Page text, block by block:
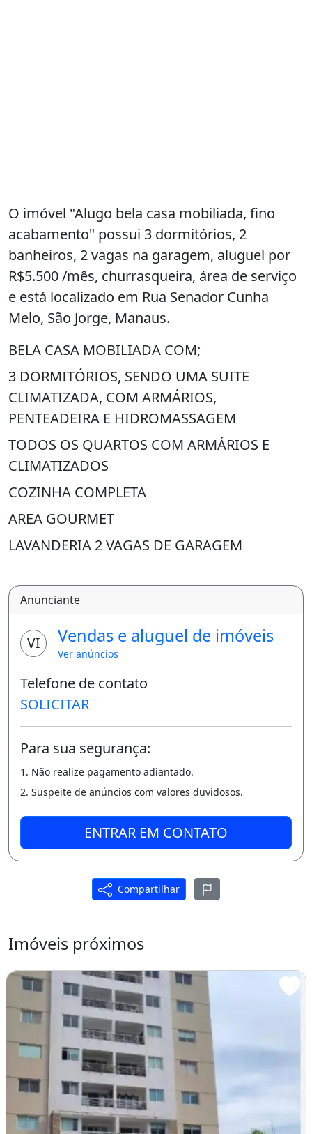
O imóvel "Alugo bela casa mobiliada, fino
acabamento" possui 3 dormitórios, 2
banheiros, 2 vagas na garagem, aluguel por
R$5.500 /mês, churrasqueira, área de serviço
e está localizado em Rua Senador Cunha
Melo, São Jorge, Manaus.
BELA CASA MOBILIADA COM;
3 DORMITÓRIOS, SENDO UMA SUITE
CLIMATIZADA, COM ARMÁRIOS,
PENTEADEIRA E HIDROMASSAGEM
TODOS OS QUARTOS COM ARMÁRIOS E
CLIMATIZADOS
COZINHA COMPLETA
AREA GOURMET
LAVANDERIA 2 VAGAS DE GARAGEM
CERCA ELÉTRICA
SISTEMA DE CÂMERAS
LOCALIZAÇÃO; RUA CUNHA MELO, 749 AO
LADO DO RESTAURANTE ESPERINHO DO
CHEFE EM FRENTE AO PRIMEIRO BATALHAO
VALOR R$: 5.500+ CAUÇÃO
OBS: IMÓVEL DISPONIVEL PARA VISITA
APARTIR DE 26/07
ÁGUA E ENERGIA PAGA CONSUMO.
NTATO:
MARIA DAS CANDEIAS
92 99163 2658
CRECI 4479
Churrasqueira Área de serviço
Anunciante
VI Vendas e aluguel de imóveis
Ver anúncios
Telefone de contato
SOLICITAR
Para sua segurança:
1. Não realize pagamento adiantado.
2. Suspeite de anúncios com valores duvidosos.
ENTRAR EM CONTATO
Compartilhar
Imóveis próximos